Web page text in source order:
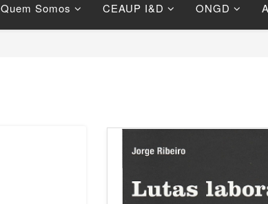
Quem Somos CEAUP I&D ONGD